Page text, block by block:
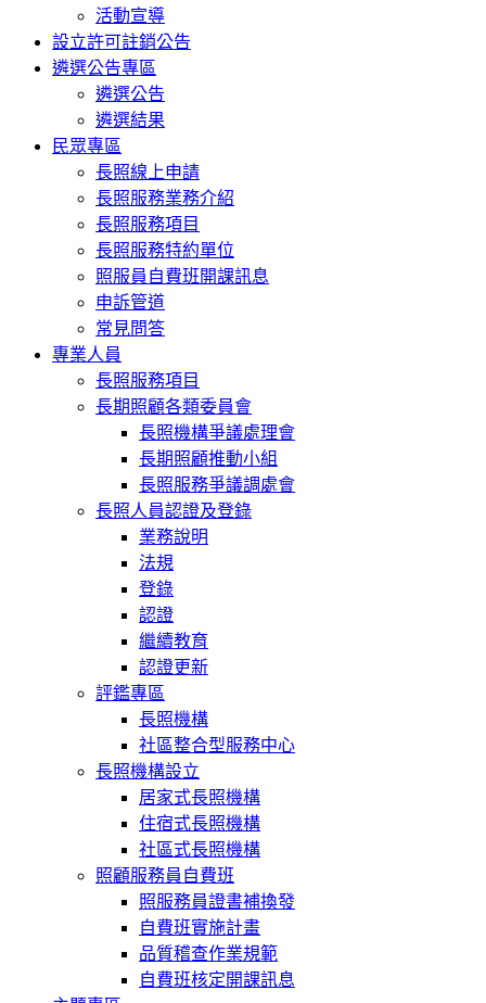
活動宣導
設立許可註銷公告
遴選公告專區
遴選公告
遴選結果
民眾專區
長照線上申請
長照服務業務介紹
長照服務項目
長照服務特約單位
照服員自費班開課訊息
申訴管道
常見問答
專業人員
長照服務項目
長期照顧各類委員會
長照機構爭議處理會
長期照顧推動小組
長照服務爭議調處會
長照人員認證及登錄
業務說明
法規
登錄
認證
繼續教育
認證更新
評鑑專區
長照機構
社區整合型服務中心
長照機構設立
居家式長照機構
住宿式長照機構
社區式長照機構
照顧服務員自費班
照服務員證書補換發
自費班實施計畫
品質稽查作業規範
自費班核定開課訊息